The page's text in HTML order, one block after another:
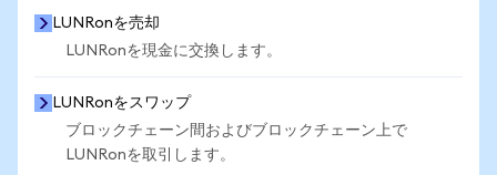
LUNRonを売却
LUNRonを現金に交換します。
LUNRonをスワップ
ブロックチェーン間およびブロックチェーン上で
LUNRonを取引します。